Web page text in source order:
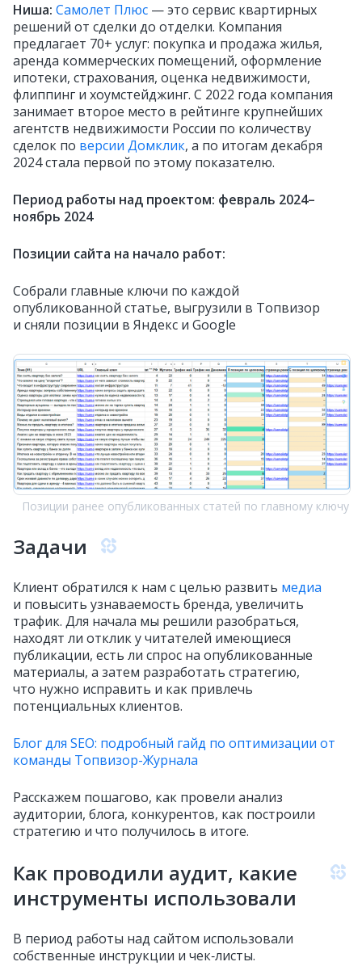
Ниша: Самолет Плюс — это сервис квартирных
решений от сделки до отделки. Компания
предлагает 70+ услуг: покупка и продажа жилья,
аренда коммерческих помещений, оформление
ипотеки, страхования, оценка недвижимости,
флиппинг и хоумстейджинг. С 2022 года компания
занимает второе место в рейтинге крупнейших
агентств недвижимости России по количеству
сделок по версии Домклик, а по итогам декабря
2024 стала первой по этому показателю.
Период работы над проектом: февраль 2024–
ноябрь 2024
Позиции сайта на начало работ:
Собрали главные ключи по каждой
опубликованной статье, выгрузили в Топвизор
и сняли позиции в Яндекс и Google
Позиции ранее опубликованных статей по главному ключу
Задачи
Клиент обратился к нам с целью развить медиа
и повысить узнаваемость бренда, увеличить
трафик. Для начала мы решили разобраться,
находят ли отклик у читателей имеющиеся
публикации, есть ли спрос на опубликованные
материалы, а затем разработать стратегию,
что нужно исправить и как привлечь
потенциальных клиентов.
Блог для SEO: подробный гайд по оптимизации от
команды Топвизор-Журнала
Расскажем пошагово, как провели анализ
аудитории, блога, конкурентов, как построили
стратегию и что получилось в итоге.
Как проводили аудит, какие
инструменты использовали
В период работы над сайтом использовали
собственные инструкции и чек‑листы.